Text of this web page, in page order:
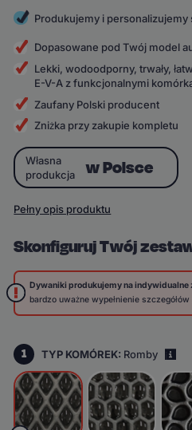
Produkujemy i personalizujemy
Dopasowane pod Twój model
Lekki, wodoodporny, trwały,
E-V-A z funkcjonalnymi
Zaufany Polski producent
Zniżka przy zakupie kompletu
Skonfiguruj Twój
Dywaniki produkujemy na indywidualne
bardzo uważne wypełnienie
1 TYP KOMÓREK: Romby
Własna
produkcja
w Polsce
Pełny opis produktu